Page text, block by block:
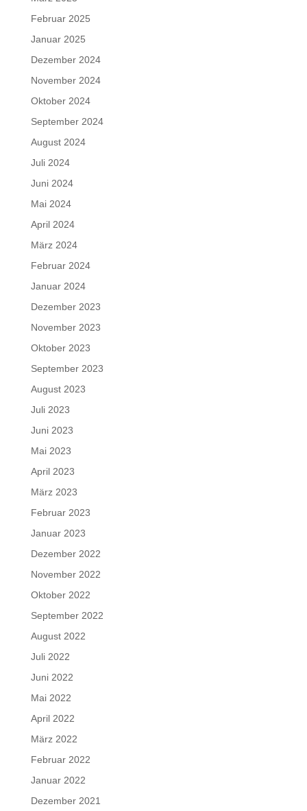
Februar 2025
Januar 2025
Dezember 2024
November 2024
Oktober 2024
September 2024
August 2024
Juli 2024
Juni 2024
Mai 2024
April 2024
März 2024
Februar 2024
Januar 2024
Dezember 2023
November 2023
Oktober 2023
September 2023
August 2023
Juli 2023
Juni 2023
Mai 2023
April 2023
März 2023
Februar 2023
Januar 2023
Dezember 2022
November 2022
Oktober 2022
September 2022
August 2022
Juli 2022
Juni 2022
Mai 2022
April 2022
März 2022
Februar 2022
Januar 2022
Dezember 2021